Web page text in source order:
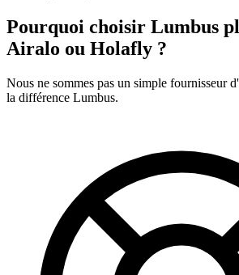
Pourquoi choisir Lumbus
Airalo ou Holafly ?
Nous ne sommes pas un simple fournisseur
la différence Lumbus.